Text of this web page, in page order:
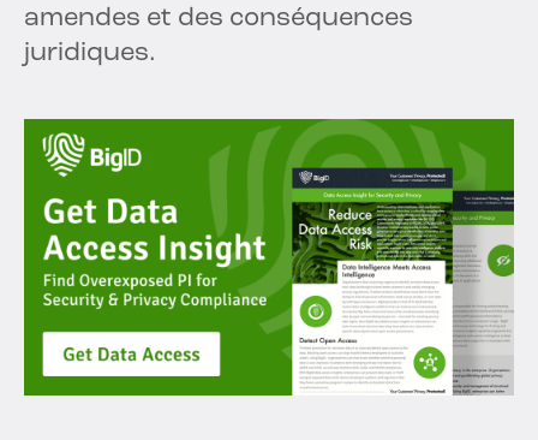
amendes et des conséquences
juridiques.